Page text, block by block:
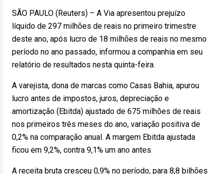
SÃO PAULO (Reuters) – A Via apresentou prejuízo
líquido de 297 milhões de reais no primeiro trimestre
deste ano, após lucro de 18 milhões de reais no mesmo
período no ano passado, informou a companhia em seu
relatório de resultados nesta quinta-feira.
A varejista, dona de marcas como Casas Bahia, apurou
lucro antes de impostos, juros, depreciação e
amortização (Ebitda) ajustado de 675 milhões de reais
nos primeiros três meses do ano, variação positiva de
0,2% na comparação anual. A margem Ebitda ajustada
ficou em 9,2%, contra 9,1% um ano antes.
A receita bruta cresceu 0,9% no período, para 8,8 bilhões